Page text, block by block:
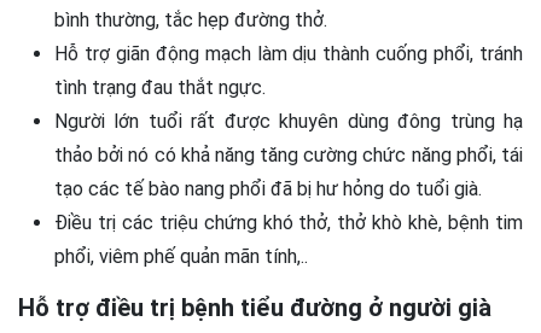
bình thường, tắc hẹp đường thở.
Hỗ trợ giãn động mạch làm dịu thành cuống phổi, tránh
tình trạng đau thắt ngực.
Người lớn tuổi rất được khuyên dùng đông trùng hạ
thảo bởi nó có khả năng tăng cường chức năng phổi, tái
tạo các tế bào nang phổi đã bị hư hỏng do tuổi già.
Điều trị các triệu chứng khó thở, thở khò khè, bệnh tim
phổi, viêm phế quản mãn tính,..
Hỗ trợ điều trị bệnh tiểu đường ở người già